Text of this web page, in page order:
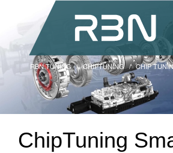
RBN TUNING CHIPTUNING CHIP
ChipTuning